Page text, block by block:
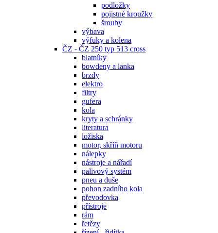
podložky
pojistné kroužky
šrouby
výbava
výfuky a kolena
ČZ - ČZ 250 typ 513 cross
blatníky
bowdeny a lanka
brzdy
elektro
filtry
gufera
kola
kryty a schránky
literatura
ložiska
motor, skříň motoru
nálepky
nástroje a nářadí
palivový systém
pneu a duše
pohon zadního kola
převodovka
přístroje
rám
řetězy